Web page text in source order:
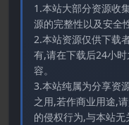
1.本站大部分资源收
源的完整性以及安全
2.本站资源仅供下载
有,请在下载后24小
容。
3.本站纯属为分享资
之用,若作商业用途,
的侵权行为,与本站无